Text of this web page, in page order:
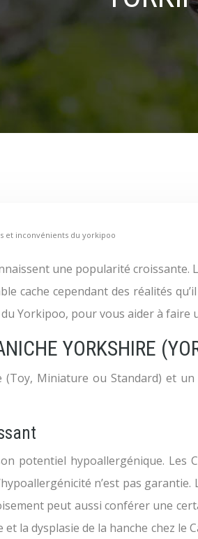
et inconvénients du yorkipoo
cache cependant des réalités
Yorkipoo, pour vous aider à faire
YORKSHIRE
(Toy, Miniature ou Standard) et
potentiel hypoallergénique.
n’est pas
peut aussi conférer une
la dysplasie de la hanche chez